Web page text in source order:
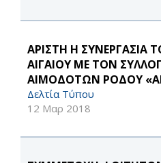
ΑΡΙΣΤΗ Η ΣΥΝΕΡΓΑΣΙΑ
ΑΙΓΑΙΟΥ ΜΕ ΤΟΝ
ΑΙΜΟΔΟΤΩΝ ΡΟΔΟΥ
Δελτία Τύπου
12 Μαρ 2018